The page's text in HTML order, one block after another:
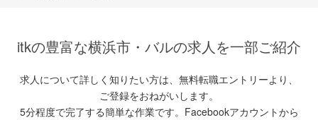
itkの豊富な横浜市・バルの求人を一部ご紹介
求人について詳しく知りたい方は、無料転職エントリーより、
ご登録をおねがいします。
5分程度で完了する簡単な作業です。Facebookアカウントから